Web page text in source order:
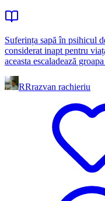
Suferința sapă în psihicul
considerat inapt pentru
aceasta escaladează
RRrazvan rachieriu